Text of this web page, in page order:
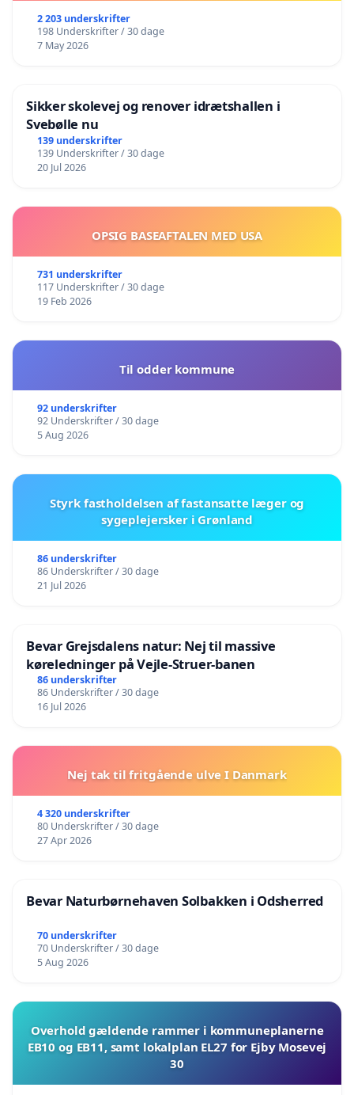
2 203 underskrifter
198 Underskrifter / 30 dage
7 May 2026
Sikker skolevej og renover idrætshallen i
Svebølle nu
139 underskrifter
139 Underskrifter / 30 dage
20 Jul 2026
OPSIG BASEAFTALEN MED USA
731 underskrifter
117 Underskrifter / 30 dage
19 Feb 2026
Til odder kommune
92 underskrifter
92 Underskrifter / 30 dage
5 Aug 2026
Styrk fastholdelsen af fastansatte læger og
sygeplejersker i Grønland
86 underskrifter
86 Underskrifter / 30 dage
21 Jul 2026
Bevar Grejsdalens natur: Nej til massive
køreledninger på Vejle-Struer-banen
86 underskrifter
86 Underskrifter / 30 dage
16 Jul 2026
Nej tak til fritgående ulve I Danmark
4 320 underskrifter
80 Underskrifter / 30 dage
27 Apr 2026
Bevar Naturbørnehaven Solbakken i Odsherred
70 underskrifter
70 Underskrifter / 30 dage
5 Aug 2026
Overhold gældende rammer i kommuneplanerne
EB10 og EB11, samt lokalplan EL27 for Ejby Mosevej
30